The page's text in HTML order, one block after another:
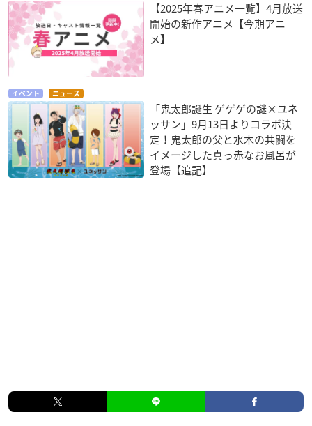
【2025年春アニメ一覧】4月放送
開始の新作アニメ【今期アニ
メ】
イベント ニュース
「鬼太郎誕生 ゲゲゲの謎×ユネ
ッサン」9月13日よりコラボ決
定！鬼太郎の父と水木の共闘を
イメージした真っ赤なお風呂が
登場【追記】